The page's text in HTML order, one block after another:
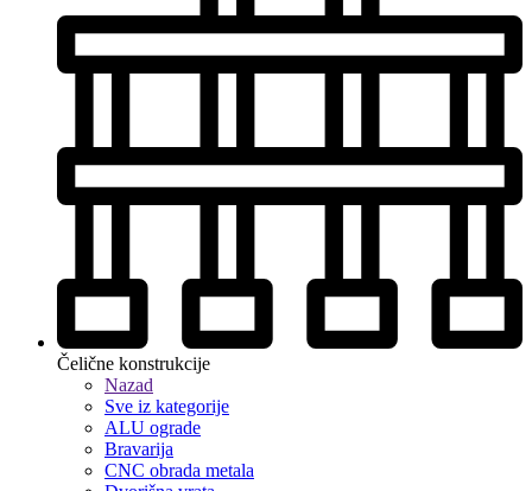
Čelične konstrukcije
Nazad
Sve iz kategorije
ALU ograde
Bravarija
CNC obrada metala